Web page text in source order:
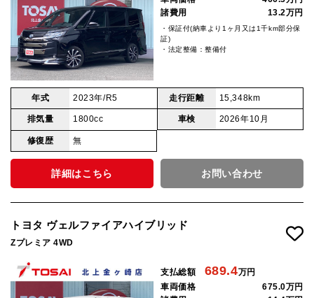
諸費用
13.2万円
・保証付(納車より1ヶ月又は1千km部分保
証)
・法定整備：整備付
年式 2023年/R5 走行距離 15,348km
排気量 1800cc 車検 2026年10月
修復歴 無
詳細はこちら お問い合わせ
トヨタ ヴェルファイアハイブリッド
Zプレミア 4WD
支払総額 689.4万円
車両価格
675.0万円